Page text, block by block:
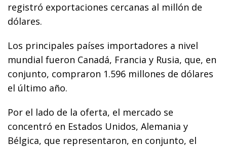
registró exportaciones cercanas al millón de
dólares.
Los principales países importadores a nivel
mundial fueron Canadá, Francia y Rusia, que, en
conjunto, compraron 1.596 millones de dólares
el último año.
Por el lado de la oferta, el mercado se
concentró en Estados Unidos, Alemania y
Bélgica, que representaron, en conjunto, el